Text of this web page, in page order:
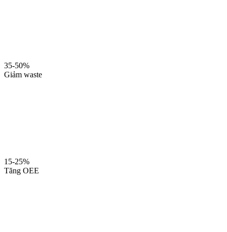
35-50%
Giảm waste
15-25%
Tăng OEE